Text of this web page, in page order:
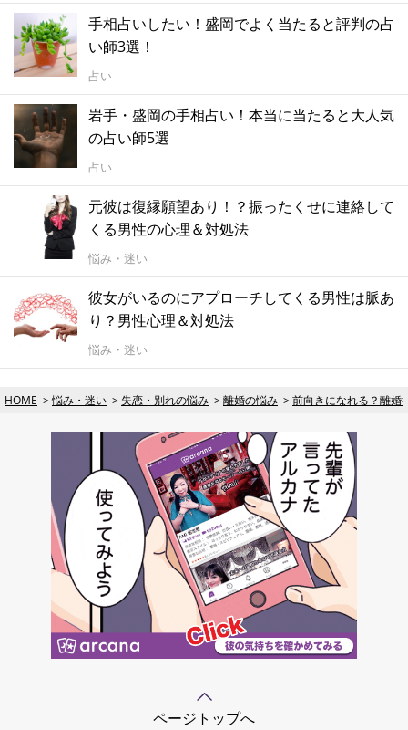
手相占いしたい！盛岡でよく当たると評判の占
い師3選！
占い
岩手・盛岡の手相占い！本当に当たると大人気
の占い師5選
占い
元彼は復縁願望あり！？振ったくせに連絡して
くる男性の心理＆対処法
悩み・迷い
彼女がいるのにアプローチしてくる男性は脈あ
り？男性心理＆対処法
悩み・迷い
HOME 悩み・迷い 失恋・別れの悩み 離婚の悩み 前向きになれる？離婚
ページトップへ